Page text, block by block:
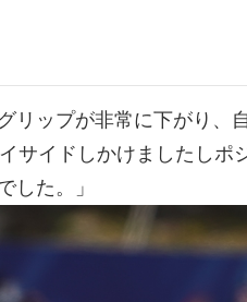
リップが非常に下がり
サイドしかけましたし
した。」